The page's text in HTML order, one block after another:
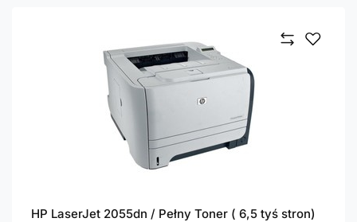
HP LaserJet 2055dn / Pełny Toner ( 6,5 tyś stron)